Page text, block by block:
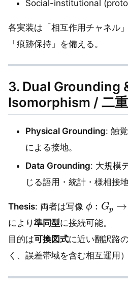
Social-institutional
各実装は「相互作用チャネル
「痕跡保持」を備える。
3. Dual Grounding
Isomorphism / 二
Physical Grounding: 触
による接地。
Data Grounding: 大規模
じる語用・統計・様相接地
Thesis: 両者は写像
ϕ Gp
により 準同型に接続可能。
目的は可換図式に近い翻訳路
く、誤差帯域を含む相互運用）